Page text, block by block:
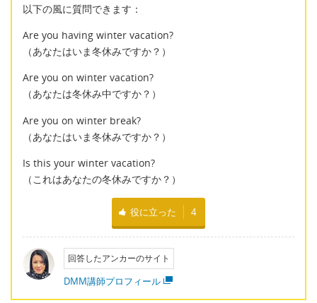
以下の風に質問できます：
Are you having winter vacation?
（あなたはいま冬休みですか？）
Are you on winter vacation?
（あなたは冬休み中ですか？）
Are you on winter break?
（あなたはいま冬休みですか？）
Is this your winter vacation?
（これはあなたの冬休みですか？）
役に立った 4
回答したアンカーのサイト
DMM講師プロフィール